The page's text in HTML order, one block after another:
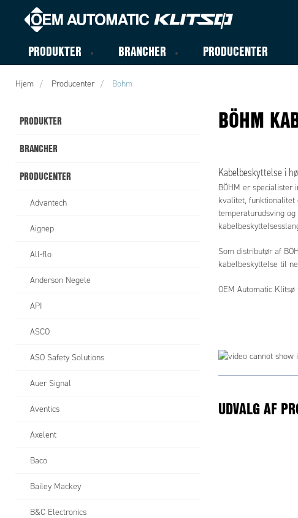
PRODUKTER BRANCHER PRODUCENTER
Hjem Producenter Bohm
PRODUKTER
BRANCHER
PRODUCENTER
Advantech
Aignep
All-flo
Anderson Negele
API
ASCO
ASO Safety Solutions
Auer Signal
Aventics
Axelent
Baco
Bailey Mackey
B&C Electronics
BÖHM
Kabelbeskyttelse i
BÖHM er
kvalitet, funktionalitet
temperaturudsving
Som distributør af
kabelbeskyttelse til
OEM Automatic
UDVALG AF